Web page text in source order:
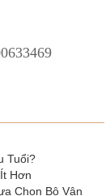
Tuổi?
Hơn
Chọn Bộ Vận